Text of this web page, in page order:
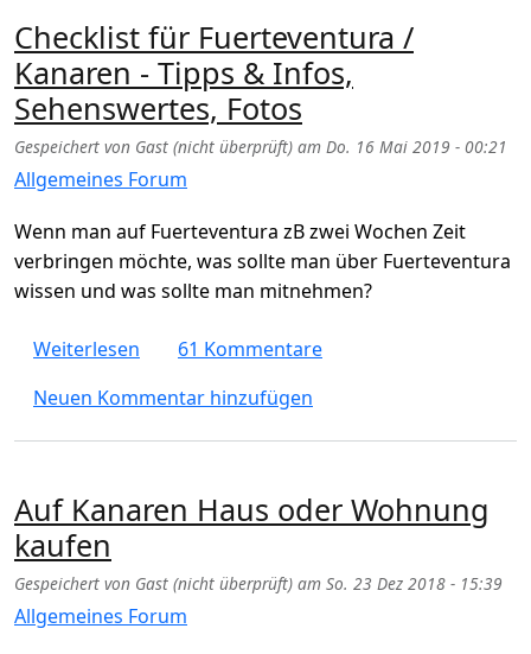
Checklist für Fuerteventura /
Kanaren - Tipps & Infos,
Sehenswertes, Fotos
Gespeichert von Gast (nicht überprüft) am Do. 16 Mai 2019 - 00:21
Allgemeines Forum
Wenn man auf Fuerteventura zB zwei Wochen Zeit
verbringen möchte, was sollte man über Fuerteventura
wissen und was sollte man mitnehmen?
Weiterlesen über Checklist für Fuerteventura /
61 Kommentare
Neuen Kommentar hinzufügen
Auf Kanaren Haus oder Wohnung
kaufen
Gespeichert von Gast (nicht überprüft) am So. 23 Dez 2018 - 15:39
Allgemeines Forum